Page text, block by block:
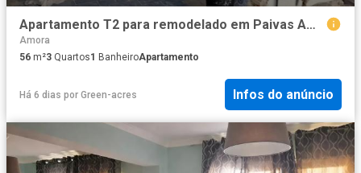
Apartamento T2 para remodelado em Paivas Amora 56m² Amora
Amora
56 m²3 Quartos1 BanheiroApartamento
Há 6 dias por Green-acres Infos do anúncio